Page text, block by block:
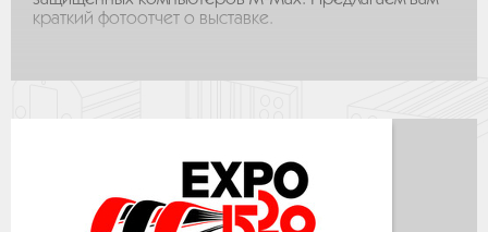
краткий фотоотчет о выставке.